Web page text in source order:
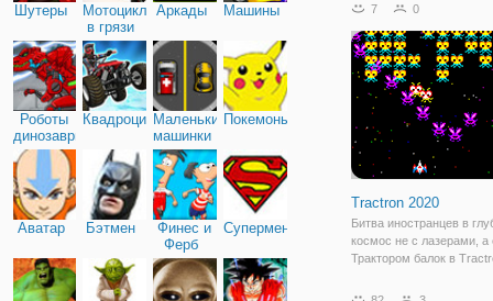
Шутеры
Мотоциклы
в грязи
Аркады Машины
Роботы
динозавры
КвадроциклыМаленькие
машинки
Покемоны
Аватар Бэтмен
Финес и
Ферб
Супермен
7 0
Tractron 2020
Битва иностранцев в
космос не с лазерами, а
Трактором балок в
пиксельных врагов в